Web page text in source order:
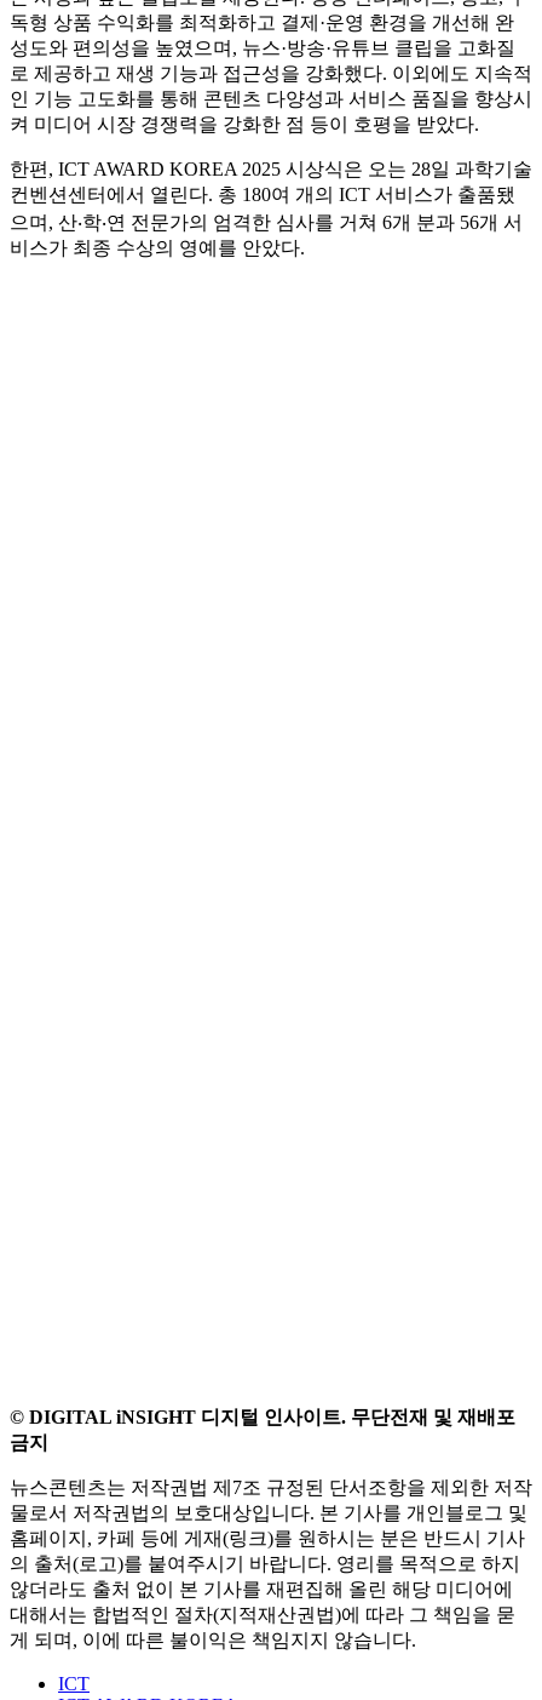
독형 상품 수익화를 최적화하고 결제·운영 환경을 개선해 완
성도와 편의성을 높였으며, 뉴스·방송·유튜브 클립을 고화질
로 제공하고 재생 기능과 접근성을 강화했다. 이외에도 지속적
인 기능 고도화를 통해 콘텐츠 다양성과 서비스 품질을 향상시
켜 미디어 시장 경쟁력을 강화한 점 등이 호평을 받았다.
한편, ICT AWARD KOREA 2025 시상식은 오는 28일 과학기술
컨벤션센터에서 열린다. 총 180여 개의 ICT 서비스가 출품됐
으며, 산‧학‧연 전문가의 엄격한 심사를 거쳐 6개 분과 56개 서
비스가 최종 수상의 영예를 안았다.
© DIGITAL iNSIGHT 디지털 인사이트. 무단전재 및 재배포
금지
뉴스콘텐츠는 저작권법 제7조 규정된 단서조항을 제외한 저작
물로서 저작권법의 보호대상입니다. 본 기사를 개인블로그 및
홈페이지, 카페 등에 게재(링크)를 원하시는 분은 반드시 기사
의 출처(로고)를 붙여주시기 바랍니다. 영리를 목적으로 하지
않더라도 출처 없이 본 기사를 재편집해 올린 해당 미디어에
대해서는 합법적인 절차(지적재산권법)에 따라 그 책임을 묻
게 되며, 이에 따른 불이익은 책임지지 않습니다.
ICT